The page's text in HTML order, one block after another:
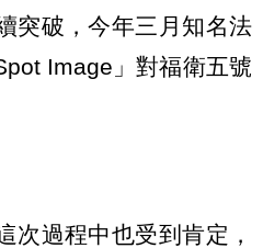
突破，今年三月知名法
Image」對福衛五號
次過程中也受到肯定，